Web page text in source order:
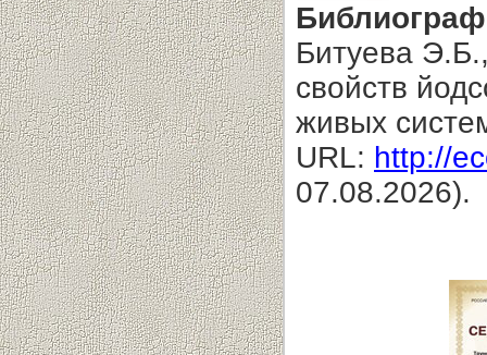
Битуева
свойств
живых
URL: http://
07.08.2026).